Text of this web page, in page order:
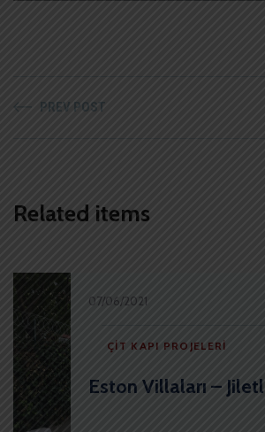
PREV POST
Related items
07/06/2021
ÇIT KAPI PROJELERI
Eston Villaları –